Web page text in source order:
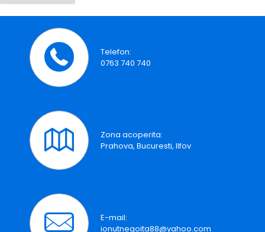
Telefon:
0763 740 740
Zona acoperita:
Prahova, Bucuresti, Ilfov
E-mail:
ionutnegoita88@yahoo.com